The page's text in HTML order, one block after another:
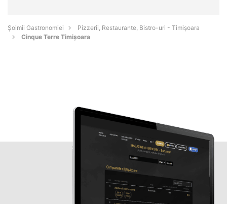
Șoimii Gastronomiei
Pizzerii, Restaurante, Bistro-uri - Timişoara
Cinque Terre Timișoara